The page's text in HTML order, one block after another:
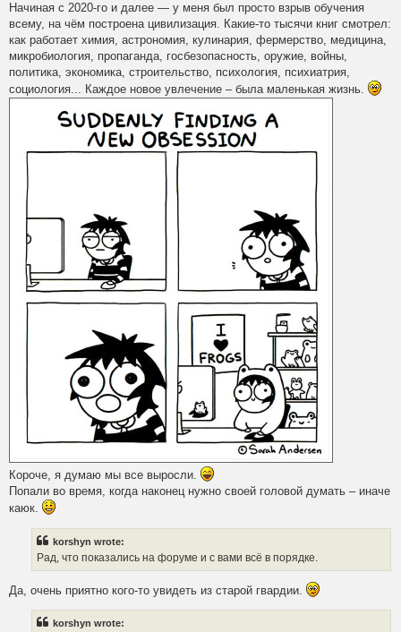
Начиная с 2020-го и далее — у меня был просто взрыв обучения
всему, на чём построена цивилизация. Какие-то тысячи книг смотрел:
как работает химия, астрономия, кулинария, фермерство, медицина,
микробиология, пропаганда, госбезопасность, оружие, войны,
политика, экономика, строительство, психология, психиатрия,
социология... Каждое новое увлечение – была маленькая жизнь.
Короче, я думаю мы все выросли.
Попали во время, когда наконец нужно своей головой думать – иначе
каюк.
korshyn wrote:
Рад, что показались на форуме и с вами всё в порядке.
Да, очень приятно кого-то увидеть из старой гвардии.
korshyn wrote: